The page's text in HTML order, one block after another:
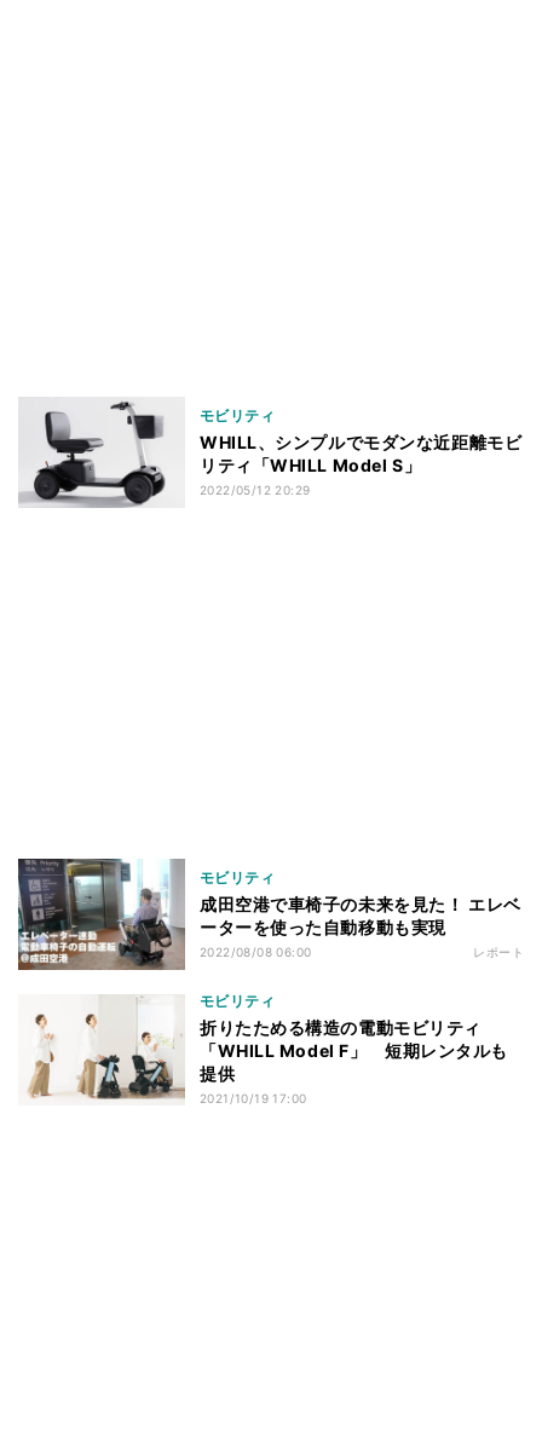
モビリティ
WHILL、シンプルでモダンな近距離モビ
リティ「WHILL Model S」
2022/05/12 20:29
モビリティ
成田空港で車椅子の未来を見た！ エレベ
ーターを使った自動移動も実現
2022/08/08 06:00 レポート
モビリティ
折りたためる構造の電動モビリティ
「WHILL Model F」 短期レンタルも
提供
2021/10/19 17:00